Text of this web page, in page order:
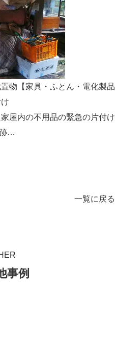
物【家具・ふとん・電化製品
屋内の不用品の緊急の片付け
…
一覧に戻る
事例